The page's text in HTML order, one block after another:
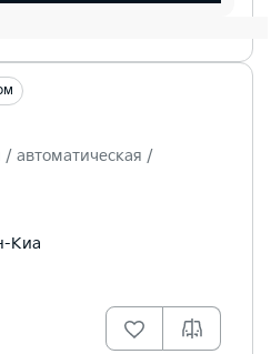
автоматическая /
Киа